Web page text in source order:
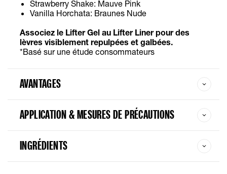
Strawberry Shake: Mauve Pink
Vanilla Horchata: Braunes Nude
Associez le Lifter Gel au Lifter Liner pour des
lèvres visiblement repulpées et galbées.
*Basé sur une étude consommateurs
AVANTAGES
APPLICATION & MESURES DE PRÉCAUTIONS
INGRÉDIENTS